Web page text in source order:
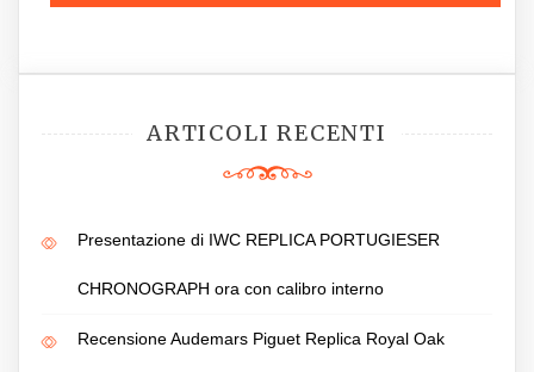
ARTICOLI RECENTI
Presentazione di IWC REPLICA PORTUGIESER
CHRONOGRAPH ora con calibro interno
Recensione Audemars Piguet Replica Royal Oak